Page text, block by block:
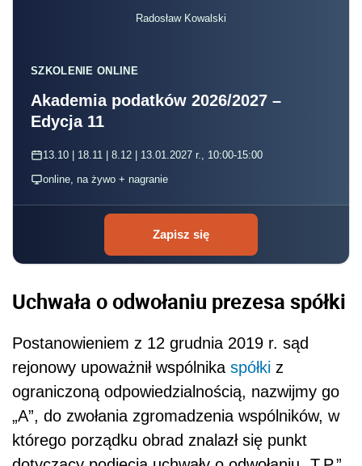
Radosław Kowalski
SZKOLENIE ONLINE
Akademia podatków 2026/2027 –
Edycja 11
13.10 | 18.11 | 8.12 | 13.01.2027 r., 10:00-15:00
online, na żywo + nagranie
Zapisz się
Uchwała o odwołaniu prezesa spółki
Postanowieniem z 12 grudnia 2019 r. sąd
rejonowy upoważnił wspólnika spółki z
ograniczoną odpowiedzialnością, nazwijmy go
„A”, do zwołania zgromadzenia wspólników, w
którego porządku obrad znalazł się punkt